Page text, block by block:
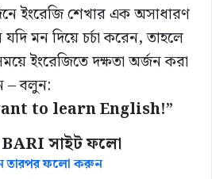
ইংরেজি শেখার এক অসাধারণ
মন দিয়ে চর্চা করেন, তাহলে
ইংরেজিতে দক্ষতা অর্জন করা
– বলুন:
to learn English!”
সাইট ফলো
তারপর ফলো করুন